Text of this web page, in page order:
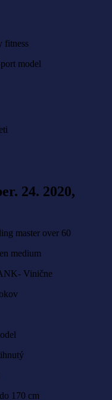
fitness
model
24. 2020,
master over 60
medium
Vinične
170 cm